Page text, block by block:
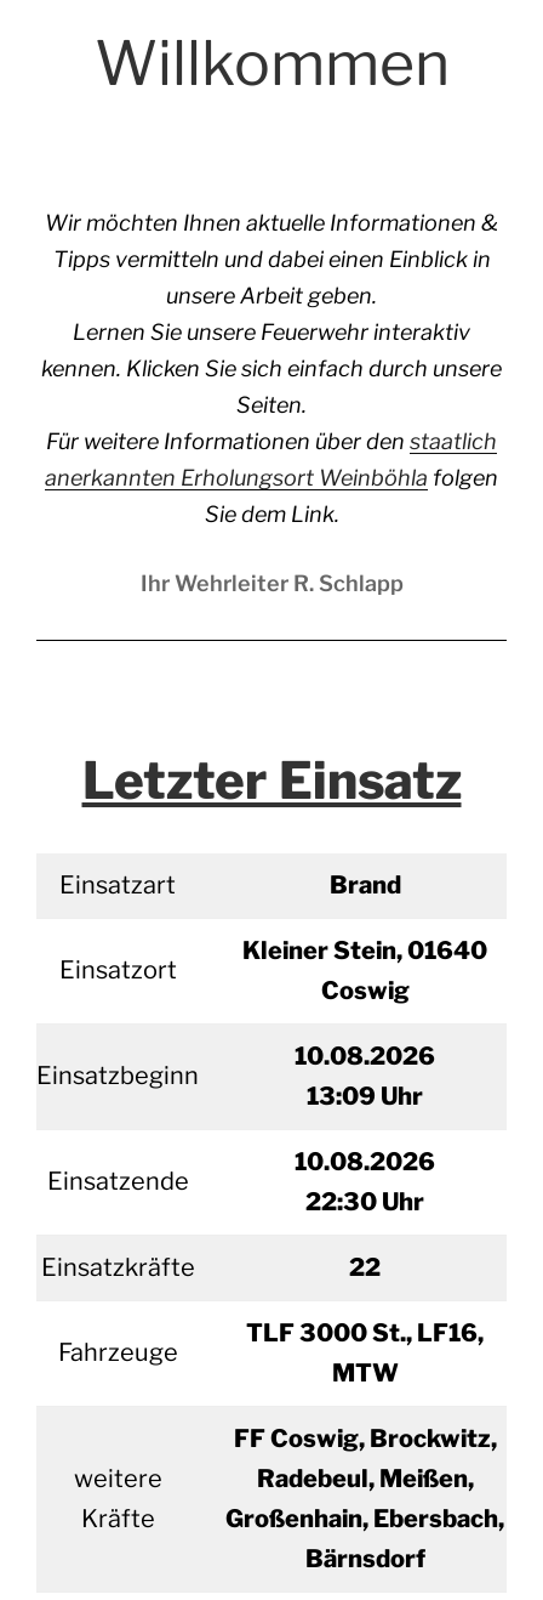
Willkommen
Wir möchten Ihnen aktuelle Informationen &
Tipps vermitteln und dabei einen Einblick in
unsere Arbeit geben.
Lernen Sie unsere Feuerwehr interaktiv
kennen. Klicken Sie sich einfach durch unsere
Seiten.
Für weitere Informationen über den staatlich
anerkannten Erholungsort Weinböhla folgen
Sie dem Link.
Ihr Wehrleiter R. Schlapp
Letzter Einsatz
Einsatzart Brand
Einsatzort
Kleiner Stein, 01640
Coswig
Einsatzbeginn
10.08.2026
13:09 Uhr
Einsatzende
10.08.2026
22:30 Uhr
Einsatzkräfte 22
Fahrzeuge
TLF 3000 St., LF16,
MTW
weitere
Kräfte
FF Coswig, Brockwitz,
Radebeul, Meißen,
Großenhain, Ebersbach,
Bärnsdorf